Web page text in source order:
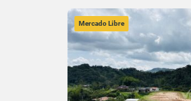
Mercado Libre